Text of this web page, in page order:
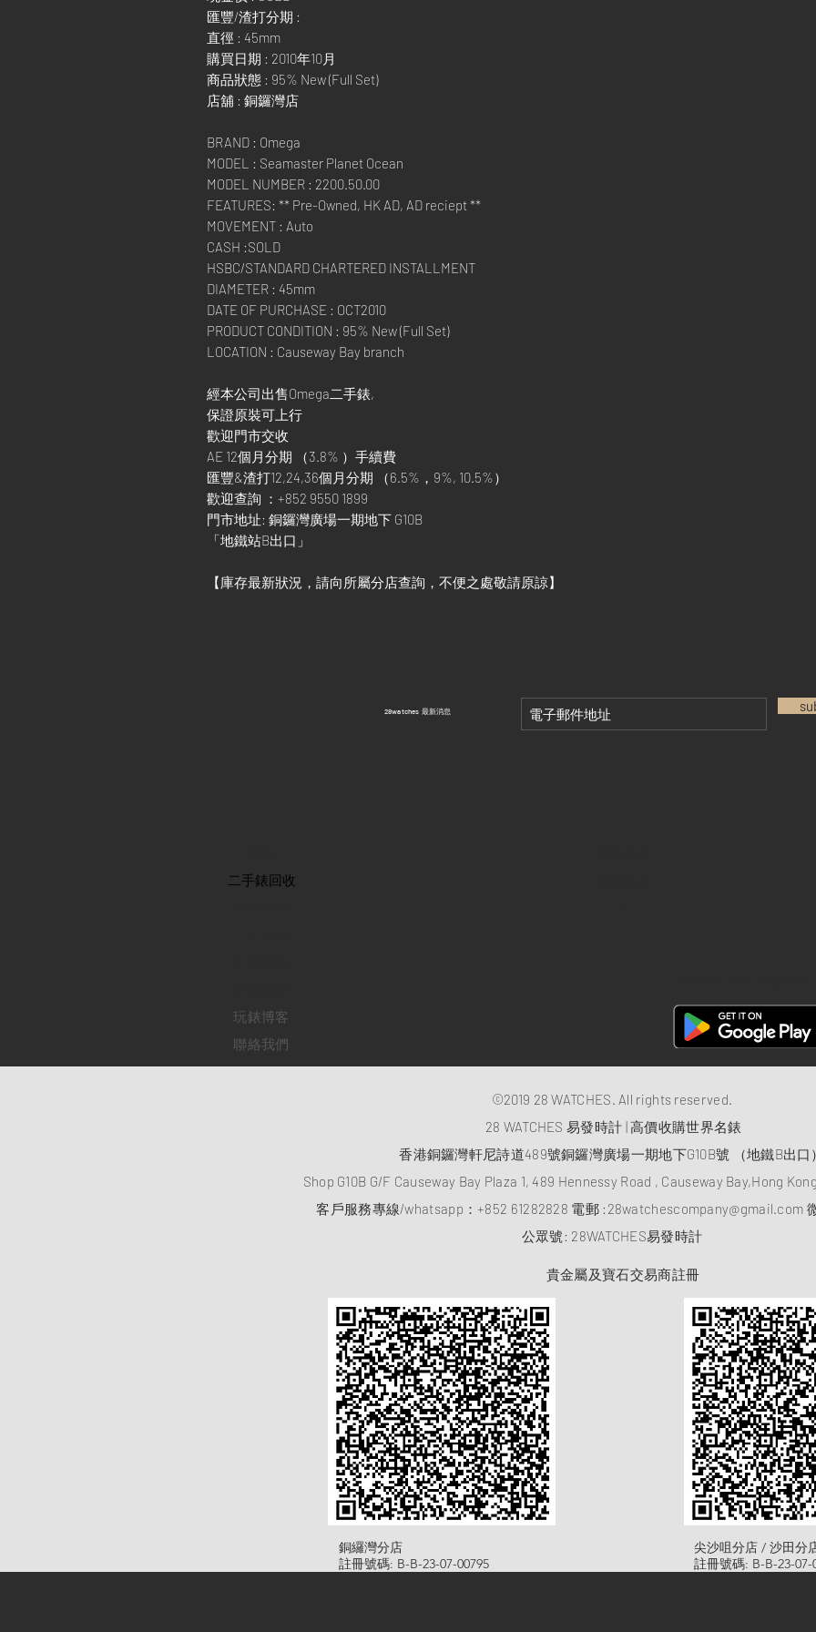
匯豐/渣打分期 :
直徑 : 45mm
購買日期 : 2010年10月
商品狀態 : 95% New (Full Set)
店舖 : 銅鑼灣店
BRAND : Omega
MODEL : Seamaster Planet Ocean
MODEL NUMBER : 2200.50.00
FEATURES: ** Pre-Owned, HK AD, AD reciept **
MOVEMENT : Auto
CASH :SOLD
HSBC/STANDARD CHARTERED INSTALLMENT
DIAMETER : 45mm
DATE OF PURCHASE : OCT2010
PRODUCT CONDITION : 95% New (Full Set)
LOCATION : Causeway Bay branch
經本公司出售Omega二手錶,
保證原裝可上行
歡迎門市交收
AE 12個月分期 （3.8% ）手續費
匯豐&渣打12,24,36個月分期 （6.5%，9%, 10.5%）
歡迎查詢 ：+852 9550 1899
門市地址: 銅鑼灣廣場一期地下 G10B
「地鐵站B出口」
【庫存最新狀況，請向所屬分店查詢，不便之處敬請原諒】
​28watches 最新消息
​二手錶回收
玩錶博客
聯絡我們
©2019 28 WATCHES. All rights reserved.
28 WATCHES 易發時計 | 高價收購世界名錶
香港銅鑼灣軒尼詩道489號銅鑼灣廣場一期地下G10B號 （地鐵B出口）
Shop G10B G/F Causeway Bay Plaza 1, 489 Hennessy Road , Causeway Bay,Hong Kong
客戶服務專線/whatsapp：+852 61282828 電郵 : 28watchescompany@gmail.com
​公眾號: 28WATCHES易發時計
貴金屬及寶石交易商註冊
​銅纙灣分店
註冊號碼: B-B-23-07-00795
尖沙咀分店 / 沙田分
註冊號碼: B-B-23-07-